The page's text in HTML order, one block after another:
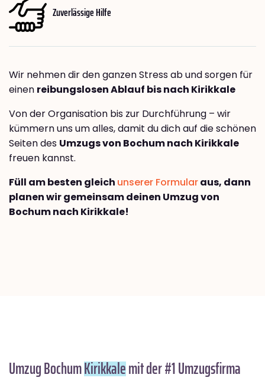
Zuverlässige Hilfe
Wir nehmen dir den ganzen Stress ab und sorgen für
einen reibungslosen Ablauf bis nach Kirikkale
Von der Organisation bis zur Durchführung – wir
kümmern uns um alles, damit du dich auf die schönen
Seiten des Umzugs von Bochum nach Kirikkale
freuen kannst.
Füll am besten gleich unserer Formularaus, dann
planen wir gemeinsam deinen Umzug von
Bochum nach Kirikkale!
Umzug BochumKirikkalemit der #1 Umzugsfirma